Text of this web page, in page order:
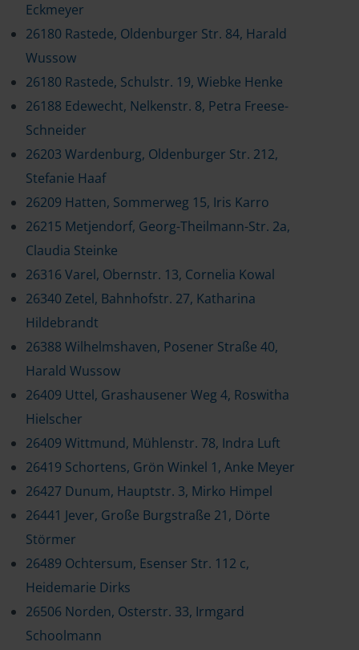
Eckmeyer
26180 Rastede, Oldenburger Str. 84, Harald
Wussow
26180 Rastede, Schulstr. 19, Wiebke Henke
26188 Edewecht, Nelkenstr. 8, Petra Freese-
Schneider
26203 Wardenburg, Oldenburger Str. 212,
Stefanie Haaf
26209 Hatten, Sommerweg 15, Iris Karro
26215 Metjendorf, Georg-Theilmann-Str. 2a,
Claudia Steinke
26316 Varel, Obernstr. 13, Cornelia Kowal
26340 Zetel, Bahnhofstr. 27, Katharina
Hildebrandt
26388 Wilhelmshaven, Posener Straße 40,
Harald Wussow
26409 Uttel, Grashausener Weg 4, Roswitha
Hielscher
26409 Wittmund, Mühlenstr. 78, Indra Luft
26419 Schortens, Grön Winkel 1, Anke Meyer
26427 Dunum, Hauptstr. 3, Mirko Himpel
26441 Jever, Große Burgstraße 21, Dörte
Störmer
26489 Ochtersum, Esenser Str. 112 c,
Heidemarie Dirks
26506 Norden, Osterstr. 33, Irmgard
Schoolmann